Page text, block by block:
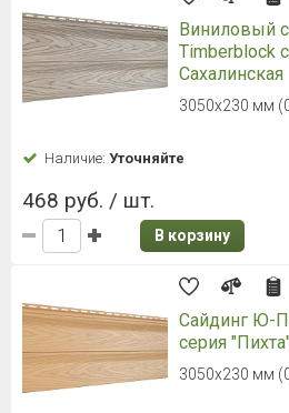
Виниловый
Timberblock
Сахалинская
3050х230 мм
Наличие: Уточняйте
468 руб. / шт.
В корзину
Сайдинг Ю-
серия
3050х230 мм